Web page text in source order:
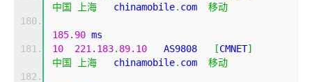
中国
上海
   chinamobile
. com 移动
185.90 ms
10
221.183. 89.10
   AS9808
[CMNET]
中国
上海
   chinamobile
. com 移动